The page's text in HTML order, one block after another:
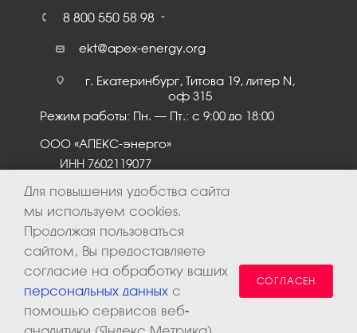
8 800 550 58 98
ekt@apex-energy.org
г. Екатеринбург, Титова 19, литер N,
оф 315
Режим работы: Пн. – Пт.: с 9:00 до 18:00
ООО «АПЕКС-энерго»
ИНН 7602119077
Для повышения удобства сайта
мы используем cookies.
Продолжая пользоваться
сайтом, Вы предоставляете
согласие на обработку ваших
персональных данных с
помощью сервисов веб-
СОГЛАСЕН